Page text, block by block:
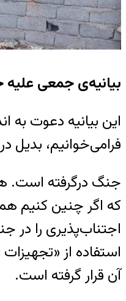
بیانیه‌ی جمعی
این بیانیه دعوت
فرامی‌خوانیم،
جنگ درگرفته است.
که اگر چنین کنیم
اجتناب‌پذیری را در
استفاده از
آن قرار گرفته است.